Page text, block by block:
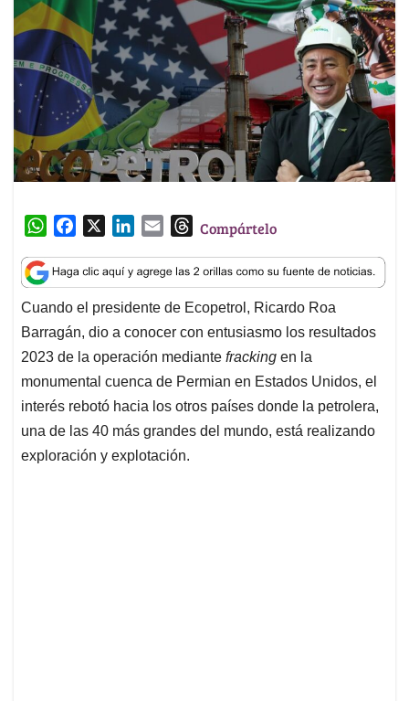
W
a
t
s
A
p
p
c
e
b
o
o
k
n
k
e
d
I
n
a
i
l
T
r
e
a
d
s
Compártelo
Cuando el presidente de Ecopetrol, Ricardo Roa
Barragán, dio a conocer con entusiasmo los resultados
2023 de la operación mediante fracking en la
monumental cuenca de Permian en Estados Unidos, el
interés rebotó hacia los otros países donde la petrolera,
una de las 40 más grandes del mundo, está realizando
exploración y explotación.